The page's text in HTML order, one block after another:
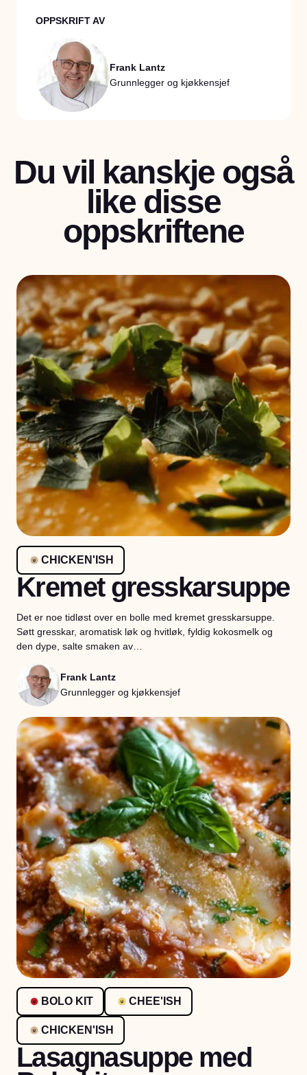
OPPSKRIFT AV
Frank Lantz
Grunnlegger og kjøkkensjef
Du vil kanskje også
like disse
oppskriftene
CHICKEN'ISH
Kremet gresskarsuppe
Det er noe tidløst over en bolle med kremet gresskarsuppe.
Søtt gresskar, aromatisk løk og hvitløk, fyldig kokosmelk og
den dype, salte smaken av…
Frank Lantz
Grunnlegger og kjøkkensjef
BOLO KIT CHEE'ISH
CHICKEN'ISH
Lasagnasuppe med